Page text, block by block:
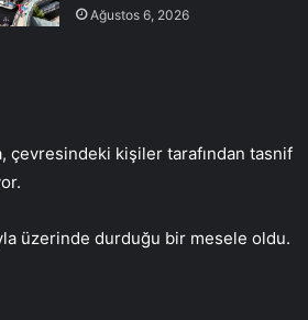
Ağustos 6, 2026
çevresindeki kişiler tarafından tasnif
üzerinde durduğu bir mesele oldu.